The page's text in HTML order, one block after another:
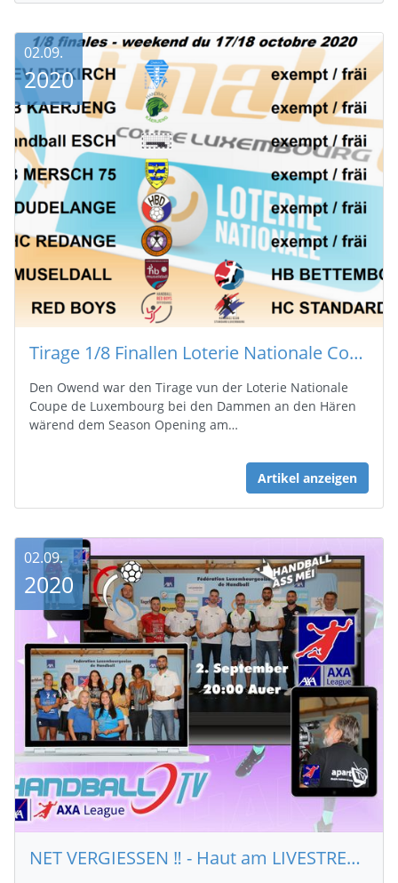
Tirage 1/8 Finallen Loterie Nationale Coupe de Luxembourg
Den Owend war den Tirage vun der Loterie Nationale
Coupe de Luxembourg bei den Dammen an den Hären
wärend dem Season Opening am…
Artikel anzeigen
02.09.
2020
NET VERGIESSEN ‼️ - Haut am LIVESTREAM
02.09.
2020